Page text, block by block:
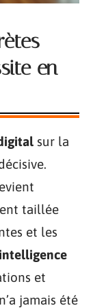
en
sur la
taillée
et les
intelligence
et
jamais été